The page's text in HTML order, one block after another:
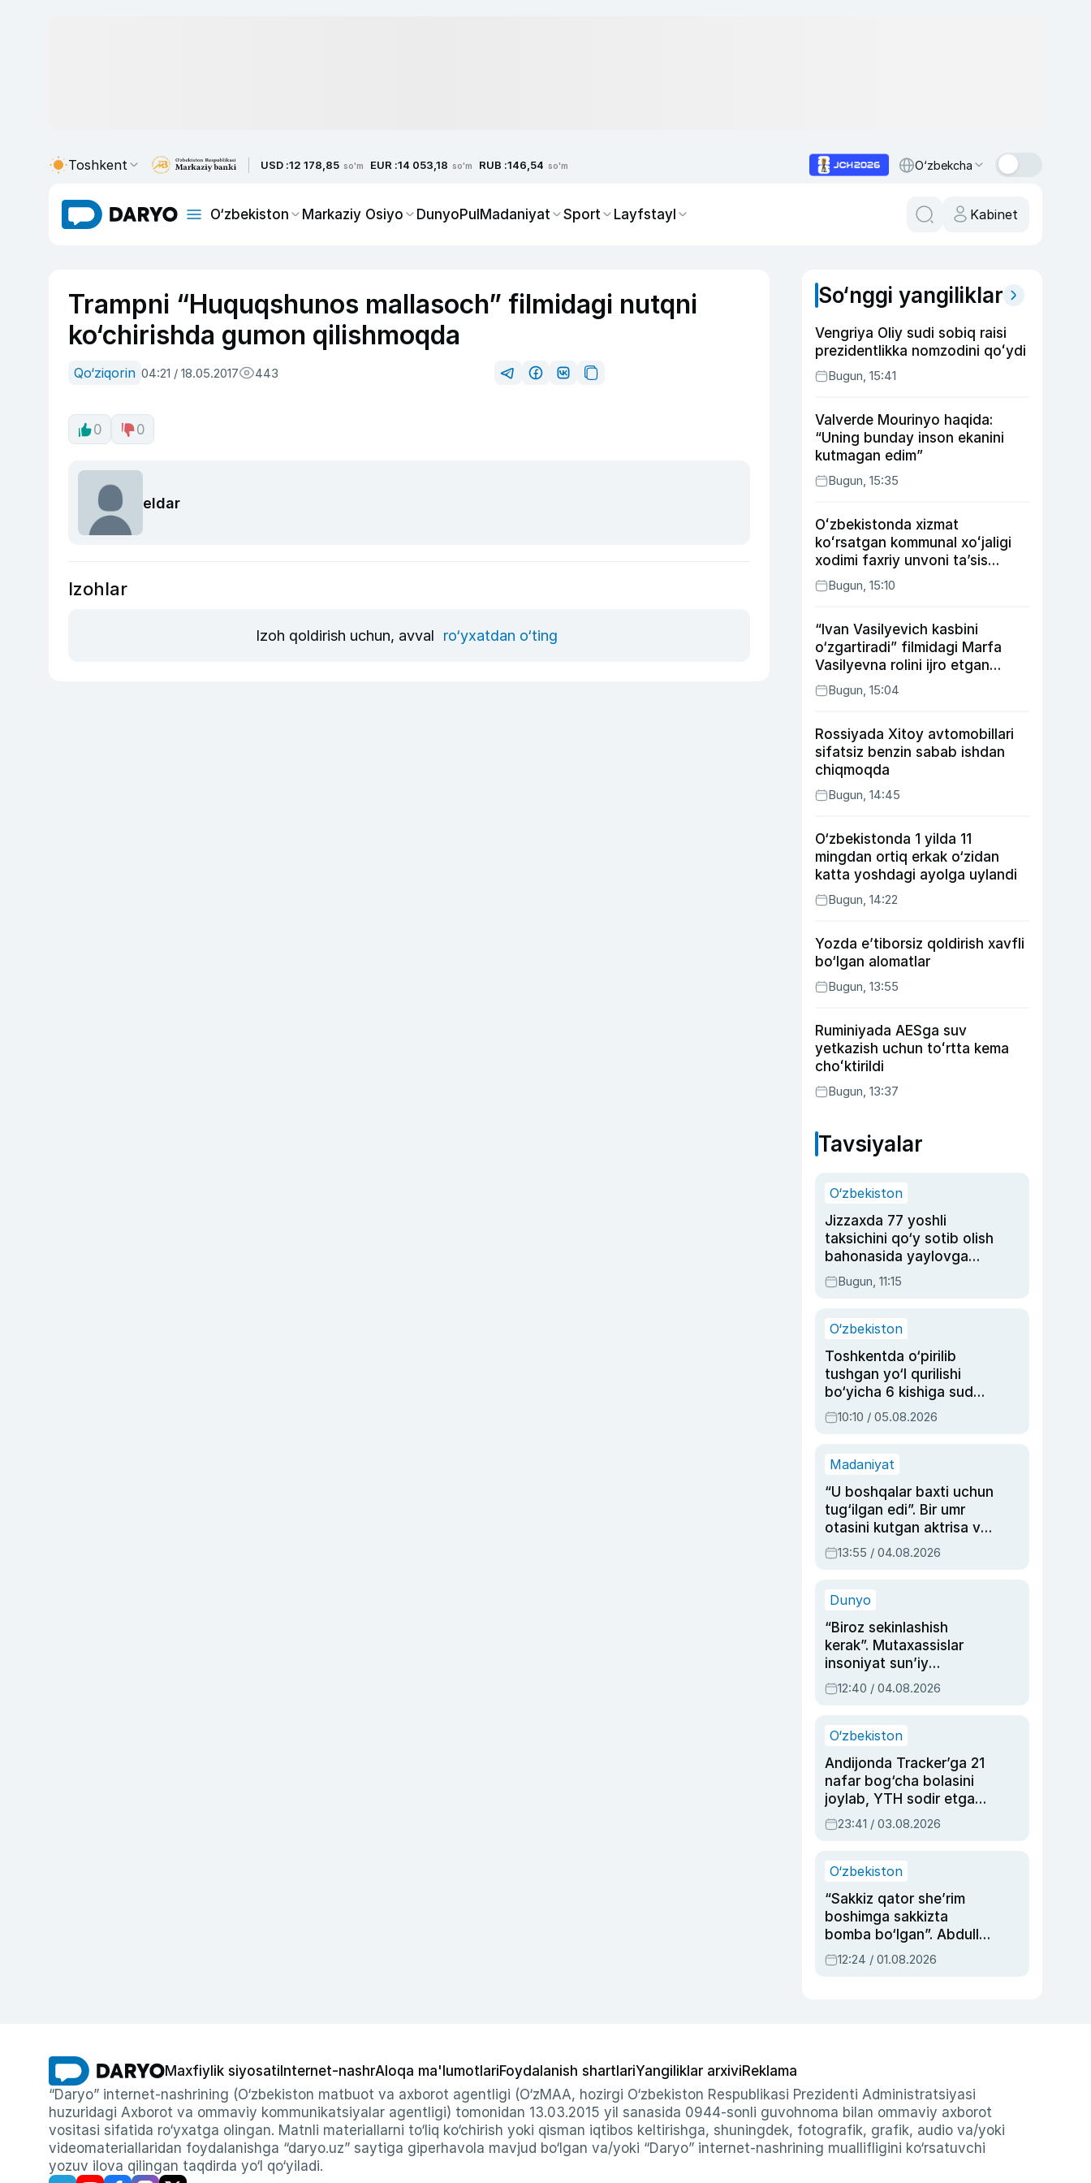
Toshkent USD :12 178,85 so'm EUR :14 053,18 so'm RUB :146,54 so'm O‘zbekcha
O‘zbekiston Markaziy Osiyo DunyoPulMadaniyat Sport Layfstayl Kabinet
Trampni “Huquqshunos mallasoch” filmidagi nutqni
ko‘chirishda gumon qilishmoqda
Qo‘ziqorin 04:21 / 18.05.2017 443
0 0
eldar
Izohlar
Izoh qoldirish uchun, avval ro‘yxatdan o‘ting
So‘nggi yangiliklar
Vengriya Oliy sudi sobiq raisi
prezidentlikka nomzodini qoʻydi
Bugun, 15:41
Valverde Mourinyo haqida:
“Uning bunday inson ekanini
kutmagan edim”
Bugun, 15:35
Oʻzbekistonda xizmat
koʻrsatgan kommunal xoʻjaligi
xodimi faxriy unvoni taʼsis
etilishi mumkin
Bugun, 15:10
“Ivan Vasilyevich kasbini
o‘zgartiradi” filmidagi Marfa
Vasilyevna rolini ijro etgan
aktrisaning taqdiri qanday
kechdi?
Bugun, 15:04
Rossiyada Xitoy avtomobillari
sifatsiz benzin sabab ishdan
chiqmoqda
Bugun, 14:45
O‘zbekistonda 1 yilda 11
mingdan ortiq erkak o‘zidan
katta yoshdagi ayolga uylandi
Bugun, 14:22
Yozda e’tiborsiz qoldirish xavfli
bo‘lgan alomatlar
Bugun, 13:55
Ruminiyada AESga suv
yetkazish uchun toʻrtta kema
choʻktirildi
Bugun, 13:37
Tavsiyalar
O‘zbekiston
Jizzaxda 77 yoshli
taksichini qo‘y sotib olish
bahonasida yaylovga
olib borib o‘ldirgan yigit
20 yilga qamaldi
Bugun, 11:15
O‘zbekiston
Toshkentda o‘pirilib
tushgan yo‘l qurilishi
bo‘yicha 6 kishiga sud
hukmi o‘qildi
10:10 / 05.08.2026
Madaniyat
“U boshqalar baxti uchun
tug‘ilgan edi”. Bir umr
otasini kutgan aktrisa va
dublyaj ustasi Rimma
Ahmedovaning
13:55 / 04.08.2026
Dunyo
“Biroz sekinlashish
kerak”. Mutaxassislar
insoniyat sun’iy
intellektni boshqara
olmay qolishidan xavotir
12:40 / 04.08.2026
O‘zbekiston
Andijonda Tracker’ga 21
nafar bog‘cha bolasini
joylab, YTH sodir etgan
ayolga sud hukmi o‘qildi
23:41 / 03.08.2026
O‘zbekiston
“Sakkiz qator she’rim
boshimga sakkizta
bomba bo‘lgan”. Abdulla
Oripovni siyosiy
ayblovlardan asrab
12:24 / 01.08.2026
Maxfiylik siyosati Internet-nashrAloqa ma'lumotlariFoydalanish shartlariYangiliklar arxiviReklama
“Daryo” internet-nashrining (O‘zbekiston matbuot va axborot agentligi (O‘zMAA, hozirgi O‘zbekiston Respublikasi Prezidenti Administratsiyasi
huzuridagi Axborot va ommaviy kommunikatsiyalar agentligi) tomonidan 13.03.2015 yil sanasida 0944-sonli guvohnoma bilan ommaviy axborot
vositasi sifatida ro‘yxatga olingan. Matnli materiallarni to‘liq ko‘chirish yoki qisman iqtibos keltirishga, shuningdek, fotografik, grafik, audio va/yoki
videomateriallaridan foydalanishga “daryo.uz” saytiga giperhavola mavjud bo‘lgan va/yoki “Daryo” internet-nashrining muallifligini ko‘rsatuvchi
yozuv ilova qilingan taqdirda yo‘l qo‘yiladi.